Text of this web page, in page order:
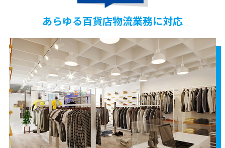
あらゆる百貨店物流業務に対応